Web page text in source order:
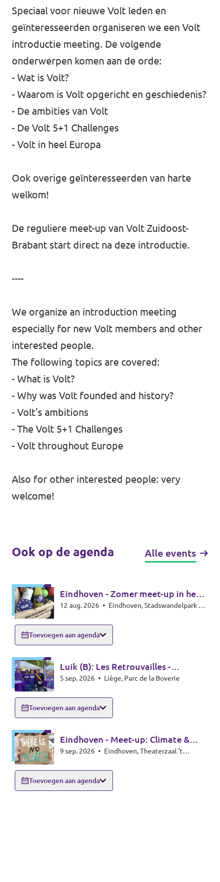
Werken bij Volt
Contact
Sprekersaanvraag
Volt There - Buitenlandstichting Volt
Speciaal voor nieuwe Volt leden en
geïnteresseerden organiseren we een Volt
introductie meeting. De volgende
onderwerpen komen aan de orde:
- Wat is Volt?
- Waarom is Volt opgericht en geschiedenis?
- De ambities van Volt
- De Volt 5+1 Challenges
- Volt in heel Europa
Ook overige geïnteresseerden van harte
welkom!
De reguliere meet-up van Volt Zuidoost-
Brabant start direct na deze introductie.
----
We organize an introduction meeting
especially for new Volt members and other
interested people.
The following topics are covered:
- What is Volt?
- Why was Volt founded and history?
- Volt's ambitions
- The Volt 5+1 Challenges
- Volt throughout Europe
Also for other interested people: very
welcome!
Ook op de agenda Alle events
Eindhoven - Zomer meet-up in het
park - Summer meet-up
12 aug. 2026 •
Toevoegen aan agenda
Luik (B): Les Retrouvailles -
infostand
5 sep. 2026 • Liège, Parc de la Boverie
Toevoegen aan agenda
Eindhoven - Meet-up: Climate &
Energy special
9 sep. 2026 •
Eindhoven
Toevoegen aan agenda